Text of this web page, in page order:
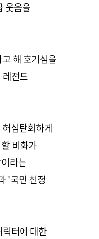
웃음을
해 호기심을
레전드
심탄회하게
비화가
라는
'국민 친정
터에 대한